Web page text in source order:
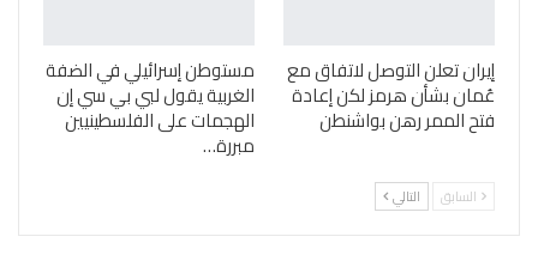
إيران تعلن التوصل لاتفاق مع
عُمان بشأن هرمز لكن إعادة
فتح الممر رهن بواشنطن
مستوطن إسرائيلي في الضفة
الغربية يقول لبي بي سي إن
الهجمات على الفلسطينيين
مبررة…
السابق التالي